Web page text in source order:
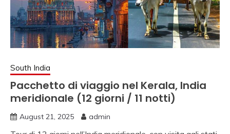
VIAGGIO,VIAGGIO IN
NORD INDIA,
IN SUD INDIA
VIAGGIO IN NORD,
VIAGGIO IN SUD,
NOLEGGIO DI AUTO
CON CONDUCENTE
South India
Pacchetto di viaggio nel Kerala, India
meridionale (12 giorni / 11 notti)
August 21, 2025 admin